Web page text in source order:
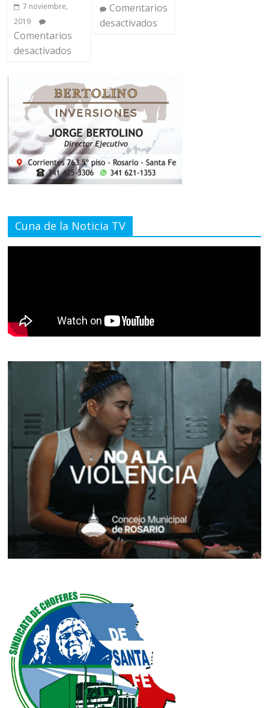
7 noviembre,
2019
Comentarios
desactivados
Comentarios
desactivados
Cuna de la Noticia TV